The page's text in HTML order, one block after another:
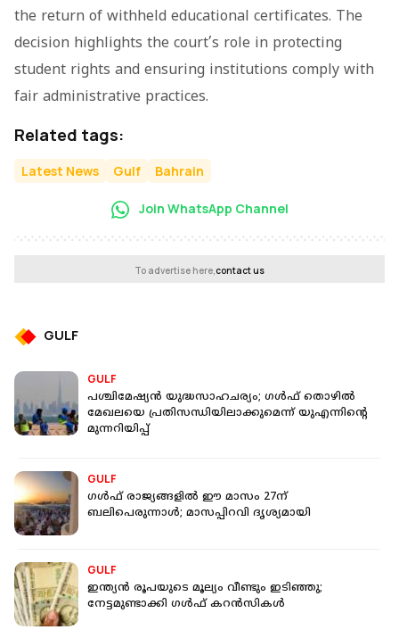
the return of withheld educational certificates. The
decision highlights the court’s role in protecting
student rights and ensuring institutions comply with
fair administrative practices.
Related tags:
Latest News Gulf Bahrain
Join WhatsApp Channel
To advertise here,contact us
GULF
GULF
പശ്ചിമേഷ്യൻ യുദ്ധസാഹചര്യം; ഗള്‍ഫ് തൊഴില്‍
മേഖലയെ പ്രതിസന്ധിയിലാക്കുമെന്ന് യുഎന്നിന്റെ
മുന്നറിയിപ്പ്
GULF
ഗൾഫ് രാജ്യങ്ങളിൽ ഈ മാസം 27ന്
ബലിപെരുന്നാൾ; മാസപ്പിറവി ദൃശ്യമായി
GULF
ഇന്ത്യൻ രൂപയുടെ മൂല്യം വീണ്ടും ഇടിഞ്ഞു;
നേട്ടമുണ്ടാക്കി ​ഗൾഫ് കറൻസികൾ